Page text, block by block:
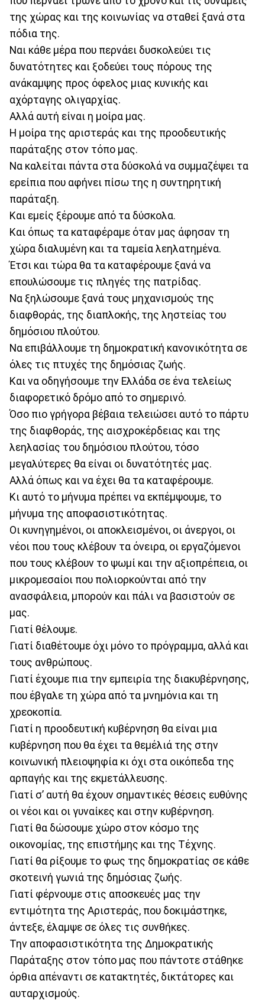
της χώρας και της κοινωνίας να σταθεί ξανά στα
πόδια της.
Ναι κάθε μέρα που περνάει δυσκολεύει τις
δυνατότητες και ξοδεύει τους πόρους της
ανάκαμψης προς όφελος μιας κυνικής και
αχόρταγης ολιγαρχίας.
Αλλά αυτή είναι η μοίρα μας.
Η μοίρα της αριστεράς και της προοδευτικής
παράταξης στον τόπο μας.
Να καλείται πάντα στα δύσκολά να συμμαζέψει τα
ερείπια που αφήνει πίσω της η συντηρητική
παράταξη.
Και εμείς ξέρουμε από τα δύσκολα.
Και όπως τα καταφέραμε όταν μας άφησαν τη
χώρα διαλυμένη και τα ταμεία λεηλατημένα.
Έτσι και τώρα θα τα καταφέρουμε ξανά να
επουλώσουμε τις πληγές της πατρίδας.
Να ξηλώσουμε ξανά τους μηχανισμούς της
διαφθοράς, της διαπλοκής, της ληστείας του
δημόσιου πλούτου.
Να επιβάλλουμε τη δημοκρατική κανονικότητα σε
όλες τις πτυχές της δημόσιας ζωής.
Και να οδηγήσουμε την Ελλάδα σε ένα τελείως
διαφορετικό δρόμο από το σημερινό.
Όσο πιο γρήγορα βέβαια τελειώσει αυτό το πάρτυ
της διαφθοράς, της αισχροκέρδειας και της
λεηλασίας του δημόσιου πλούτου, τόσο
μεγαλύτερες θα είναι οι δυνατότητές μας.
Αλλά όπως και να έχει θα τα καταφέρουμε.
Κι αυτό το μήνυμα πρέπει να εκπέμψουμε, το
μήνυμα της αποφασιστικότητας.
Οι κυνηγημένοι, οι αποκλεισμένοι, οι άνεργοι, οι
νέοι που τους κλέβουν τα όνειρα, οι εργαζόμενοι
που τους κλέβουν το ψωμί και την αξιοπρέπεια, οι
μικρομεσαίοι που πολιορκούνται από την
ανασφάλεια, μπορούν και πάλι να βασιστούν σε
μας.
Γιατί θέλουμε.
Γιατί διαθέτουμε όχι μόνο το πρόγραμμα, αλλά και
τους ανθρώπους.
Γιατί έχουμε πια την εμπειρία της διακυβέρνησης,
που έβγαλε τη χώρα από τα μνημόνια και τη
χρεοκοπία.
Γιατί η προοδευτική κυβέρνηση θα είναι μια
κυβέρνηση που θα έχει τα θεμέλιά της στην
κοινωνική πλειοψηφία κι όχι στα οικόπεδα της
αρπαγής και της εκμετάλλευσης.
Γιατί σ’ αυτή θα έχουν σημαντικές θέσεις ευθύνης
οι νέοι και οι γυναίκες και στην κυβέρνηση.
Γιατί θα δώσουμε χώρο στον κόσμο της
οικονομίας, της επιστήμης και της Τέχνης.
Γιατί θα ρίξουμε το φως της δημοκρατίας σε κάθε
σκοτεινή γωνιά της δημόσιας ζωής.
Γιατί φέρνουμε στις αποσκευές μας την
εντιμότητα της Αριστεράς, που δοκιμάστηκε,
άντεξε, έλαμψε σε όλες τις συνθήκες.
Την αποφασιστικότητα της Δημοκρατικής
Παράταξης στον τόπο μας που πάντοτε στάθηκε
όρθια απέναντι σε κατακτητές, δικτάτορες και
αυταρχισμούς.